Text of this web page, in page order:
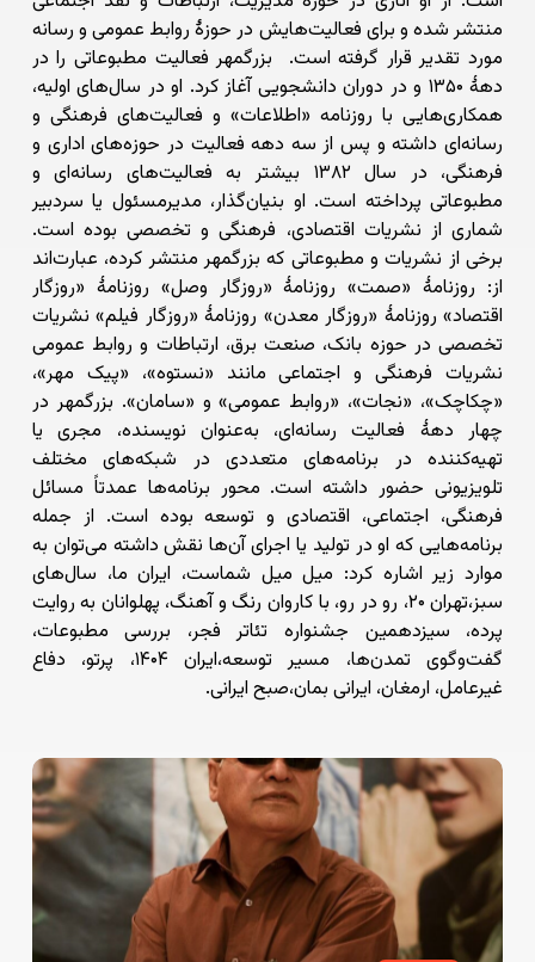
منتشر شده و برای فعالیت‌هایش در حوزهٔ روابط عمومی و رسانه
مورد تقدیر قرار گرفته است. بزرگمهر فعالیت مطبوعاتی را در
دههٔ ۱۳۵۰ و در دوران دانشجویی آغاز کرد. او در سال‌های اولیه،
همکاری‌هایی با روزنامه «اطلاعات» و فعالیت‌های فرهنگی و
رسانه‌ای داشته و پس از سه دهه فعالیت در حوزه‌های اداری و
فرهنگی، در سال ۱۳۸۲ بیشتر به فعالیت‌های رسانه‌ای و
مطبوعاتی پرداخته است. او بنیان‌گذار، مدیرمسئول یا سردبیر
شماری از نشریات اقتصادی، فرهنگی و تخصصی بوده است.
برخی از نشریات و مطبوعاتی که بزرگمهر منتشر کرده، عبارت‌اند
از: روزنامهٔ «صمت» روزنامهٔ «روزگار وصل» روزنامهٔ «روزگار
اقتصاد» روزنامهٔ «روزگار معدن» روزنامهٔ «روزگار فیلم» نشریات
تخصصی در حوزه بانک، صنعت برق، ارتباطات و روابط عمومی
نشریات فرهنگی و اجتماعی مانند «نستوه»، «پیک مهر»،
«چکاچک»، «نجات»، «روابط عمومی» و «سامان». بزرگمهر در
چهار دههٔ فعالیت رسانه‌ای، به‌عنوان نویسنده، مجری یا
تهیه‌کننده در برنامه‌های متعددی در شبکه‌های مختلف
تلویزیونی حضور داشته است. محور برنامه‌ها عمدتاً مسائل
فرهنگی، اجتماعی، اقتصادی و توسعه بوده است. از جمله
برنامه‌هایی که او در تولید یا اجرای آن‌ها نقش داشته می‌توان به
موارد زیر اشاره کرد: میل میل شماست، ایران ما، سال‌های
سبز،تهران ۲۰، رو در رو، با کاروان رنگ و آهنگ، پهلوانان به روایت
پرده، سیزدهمین جشنواره تئاتر فجر، بررسی مطبوعات،
گفت‌وگوی تمدن‌ها، مسیر توسعه،ایران ۱۴۰۴، پرتو، دفاع
غیرعامل، ارمغان، ایرانی بمان،صبح ایرانی.
نیم
قرن
یاریگرِ
سینمای
ایران…